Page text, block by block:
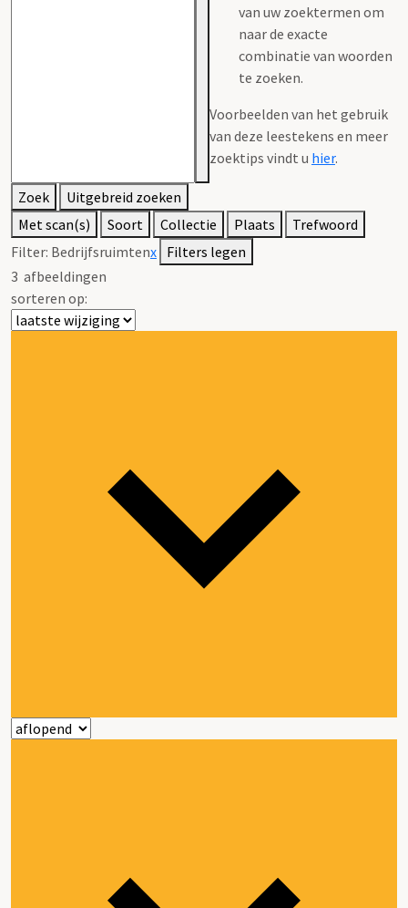
van uw zoektermen om
naar de exacte
combinatie van woorden
te zoeken.
Voorbeelden van het gebruik
van deze leestekens en meer
zoektips vindt u hier.
Zoek
Uitgebreid zoeken
Met scan(s)
Soort Collectie Plaats
Trefwoord
Filter: Bedrijfsruimtenx Filters legen
3 afbeeldingen
sorteren op: